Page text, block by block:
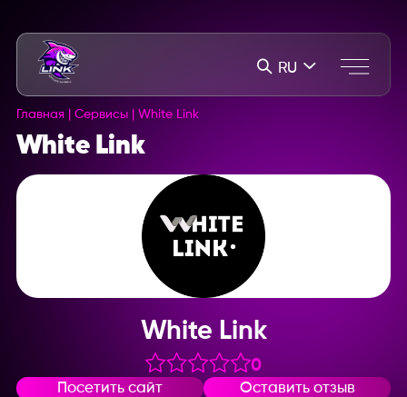
RU
Главная Сервисы White Link
White Link
White Link
0
Посетить сайт Оставить отзыв